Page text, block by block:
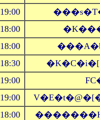
19:00
18:00
18:00
18:30
19:00
19:00
18:00